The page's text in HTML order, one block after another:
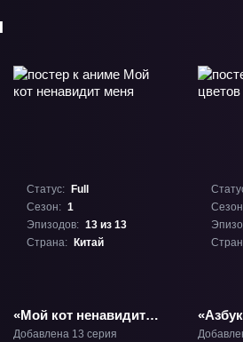
Статус:
Full
Сезон: 1
Эпизодов: 13 из 13
Страна:
Китай
«Мой кот ненавидит
меня» ТВ-1
Добавлена 13 серия